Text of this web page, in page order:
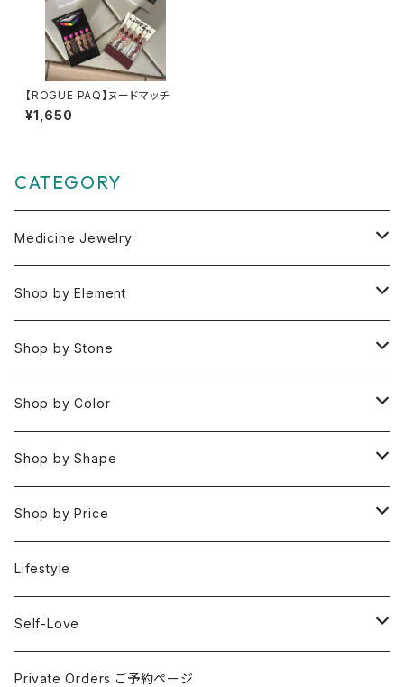
【ROGUE PAQ】ヌードマッチ
¥1,650
CATEGORY
Medicine Jewelry
Pendant Charms
Bracelets
Necklaces
Rings
Earrings
Keychain Charms & Accessories
Imported Collection
Shop by Element
Space 空(気づき,余白,真実）
Water 水(癒し,潤い,鎮静)
Fire 火(情熱,勇気,希望)
Air 風(思考,表現,循環)
Eart 土(グラウンディング,安定,現実)
5 Element Set
Shop by Stone
おみくじ
アイオライト
アクアマリン
アゲート
アズライト
アパタイト
Shop by Color
Clear / White
Gold
Silver
Red / Orange
Pink / Purple
Shop by Shape
Rough 原石
Tumbled タンブル
Loose ルース
Palm 握り石
Shop by Price
Under ¥3000
¥3001〜¥5000
¥5001〜¥10000
Lifestyle
Self-Love
SELF LOVE CARD/SEX TALK CARD
Private Orders ご予約ページ